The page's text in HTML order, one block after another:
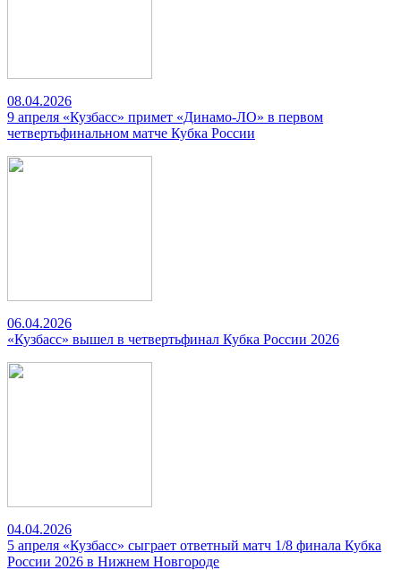
08.04.2026
9 апреля «Кузбасс» примет «Динамо-ЛО» в первом
четвертьфинальном матче Кубка России
06.04.2026
«Кузбасс» вышел в четвертьфинал Кубка России 2026
04.04.2026
5 апреля «Кузбасс» сыграет ответный матч 1/8 финала Кубка
России 2026 в Нижнем Новгороде